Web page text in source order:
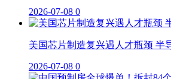
2026-07-08 0
美国芯片制造复兴遇人才瓶颈 半
2026-07-08 0